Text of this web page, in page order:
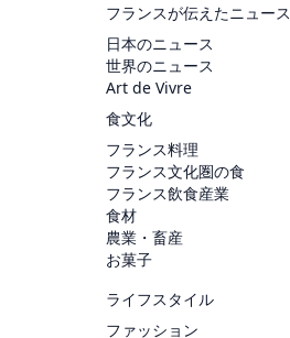
フランスが伝えたニュース
日本のニュース
世界のニュース
Art de Vivre
食文化
フランス料理
フランス文化圏の食
フランス飲食産業
食材
農業・畜産
お菓子
ライフスタイル
ファッション